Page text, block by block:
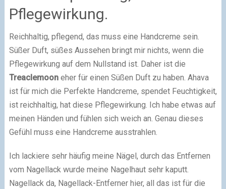
Pflegewirkung.
Reichhaltig, pflegend, das muss eine Handcreme sein.
Süßer Duft, süßes Aussehen bringt mir nichts, wenn die
Pflegewirkung auf dem Nullstand ist. Daher ist die
Treaclemooneher für einen Süßen Duft zu haben. Ahava
ist für mich die Perfekte Handcreme, spendet Feuchtigkeit,
ist reichhaltig, hat diese Pflegewirkung. Ich habe etwas auf
meinen Händen und fühlen sich weich an. Genau dieses
Gefühl muss eine Handcreme ausstrahlen.
Ich lackiere sehr häufig meine Nägel, durch das Entfernen
vom Nagellack wurde meine Nagelhaut sehr kaputt.
Nagellack da, Nagellack-Entferner hier, all das ist für die